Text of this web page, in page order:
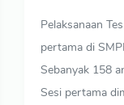
Pelaksanaan
pertama di
Sebanyak 158
Sesi pertama